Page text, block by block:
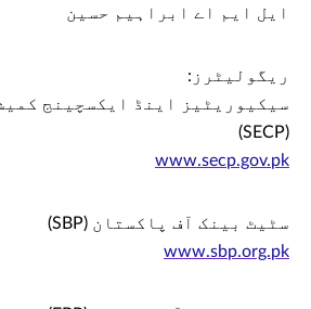
ایل ایم اے ابراہیم حسین
ریگولیٹرز:
سیکیوریٹیز اینڈ ایکسچینج
(SECP)
www.secp.gov.pk
سٹیٹ بینک آف پاکستان (SBP)
www.sbp.org.pk